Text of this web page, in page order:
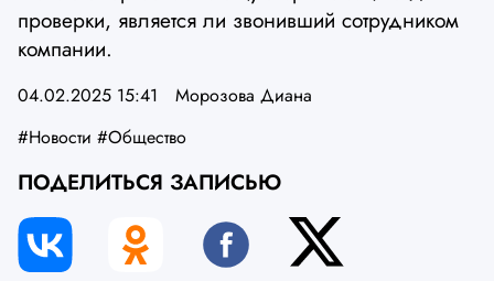
проверки, является ли звонивший сотрудником
компании.
04.02.2025 15:41
Морозова Диана
#Новости #Общество
ПОДЕЛИТЬСЯ ЗАПИСЬЮ